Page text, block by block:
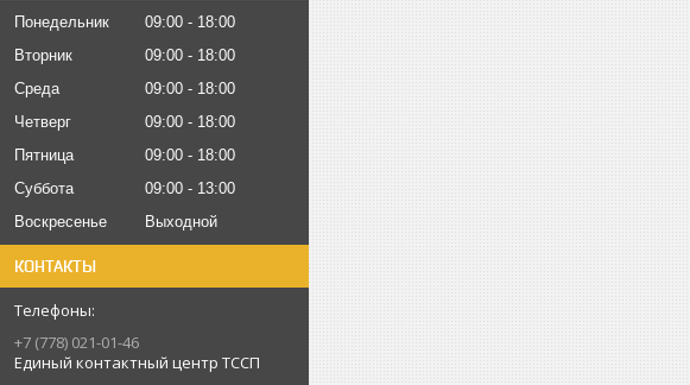
Понедельник 09:00
18:00
Вторник
09:00
18:00
Среда
09:00
18:00
Четверг
09:00
18:00
Пятница
09:00
18:00
Суббота
09:00
13:00
Воскресенье
Выходной
КОНТАКТЫ
+7 (778) 021-01-46
Единый контактный центр ТССП